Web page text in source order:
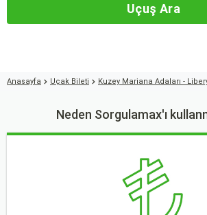
Uçuş Ara
Anasayfa Uçak Bileti Kuzey Mariana Adaları -
Neden Sorgulamax'ı